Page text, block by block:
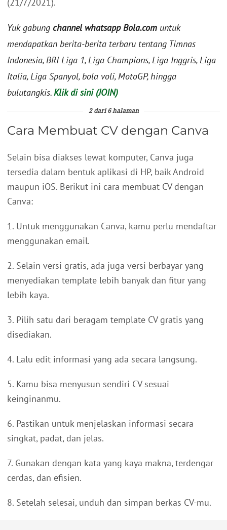
(21/7/2021).
Yuk gabung channel whatsapp Bola.com untuk
mendapatkan berita-berita terbaru tentang Timnas
Indonesia, BRI Liga 1, Liga Champions, Liga Inggris, Liga
Italia, Liga Spanyol, bola voli, MotoGP, hingga
bulutangkis.Klik di sini (JOIN)
2 dari 6 halaman
Cara Membuat CV dengan Canva
Selain bisa diakses lewat komputer, Canva juga
tersedia dalam bentuk aplikasi di HP, baik Android
maupun iOS. Berikut ini cara membuat CV dengan
Canva:
1. Untuk menggunakan Canva, kamu perlu mendaftar
menggunakan email.
2. Selain versi gratis, ada juga versi berbayar yang
menyediakan template lebih banyak dan fitur yang
lebih kaya.
3. Pilih satu dari beragam template CV gratis yang
disediakan.
4. Lalu edit informasi yang ada secara langsung.
5. Kamu bisa menyusun sendiri CV sesuai
keinginanmu.
6. Pastikan untuk menjelaskan informasi secara
singkat, padat, dan jelas.
7. Gunakan dengan kata yang kaya makna, terdengar
cerdas, dan efisien.
8. Setelah selesai, unduh dan simpan berkas CV-mu.